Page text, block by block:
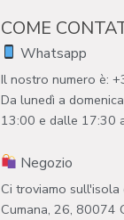
COME
Whatsapp
Il nostro numero è:
Da lunedì a
13:00 e dalle 17:30
Negozio
Ci troviamo sull'isola
Cumana, 26, 80074